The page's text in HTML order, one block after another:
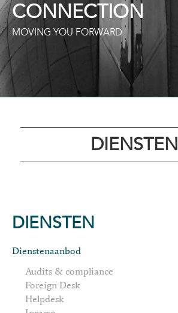
CONNECTION
MOVING YOU FORWARD
DIENSTEN
DIENSTEN
Dienstenaanbod
Audits & compliance
Foreign Desk
Helpdesk